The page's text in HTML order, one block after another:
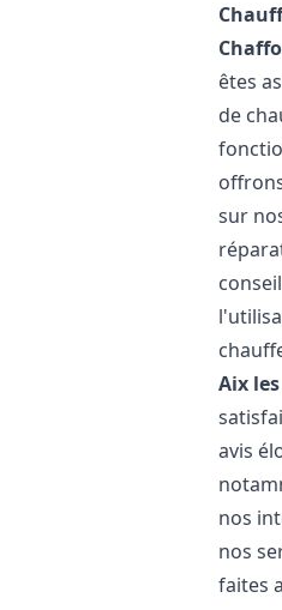
êtes
de
sur
Aix
avis
nos
nos
faites